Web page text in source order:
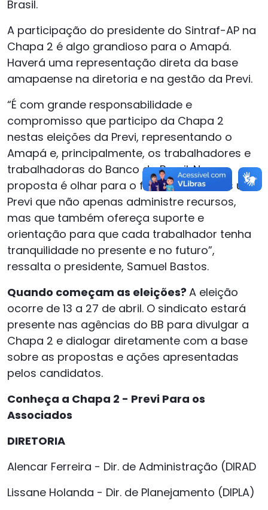
Brasil.
A participação do presidente do Sintraf-AP na
Chapa 2 é algo grandioso para o Amapá.
Haverá uma representação direta da base
amapaense na diretoria e na gestão da Previ.
“É com grande responsabilidade e
compromisso que participo da Chapa 2
nestas eleições da Previ, representando o
Amapá e, principalmente, os trabalhadores e
trabalhadoras do Banco do Brasil. Nossa
proposta é olhar para o futuro. Queremos uma
Previ que não apenas administre recursos,
mas que também ofereça suporte e
orientação para que cada trabalhador tenha
tranquilidade no presente e no futuro”,
ressalta o presidente, Samuel Bastos.
Quando começam as eleições? A eleição
ocorre de 13 a 27 de abril. O sindicato estará
presente nas agências do BB para divulgar a
Chapa 2 e dialogar diretamente com a base
sobre as propostas e ações apresentadas
pelos candidatos.
Conheça a Chapa 2 - Previ Para os
Associados
DIRETORIA
Alencar Ferreira - Dir. de Administração (DIRAD
Lissane Holanda - Dir. de Planejamento (DIPLA)